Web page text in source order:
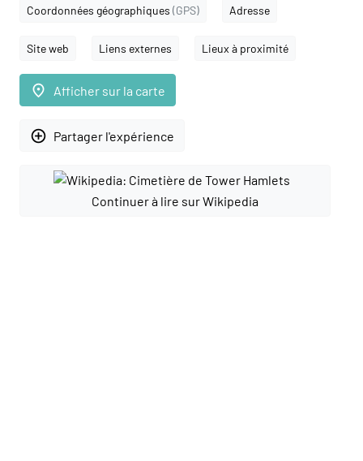
Coordonnées géographiques (GPS) Adresse
Site web Liens externes Lieux à proximité
place Afficher sur la carte
add_circle_outline Partager l'expérience
Continuer à lire sur Wikipedia